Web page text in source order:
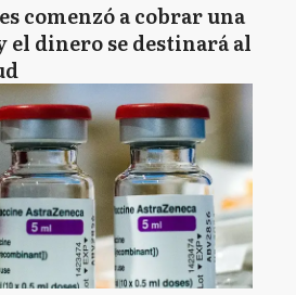
comenzó a cobrar una
el dinero se destinará al